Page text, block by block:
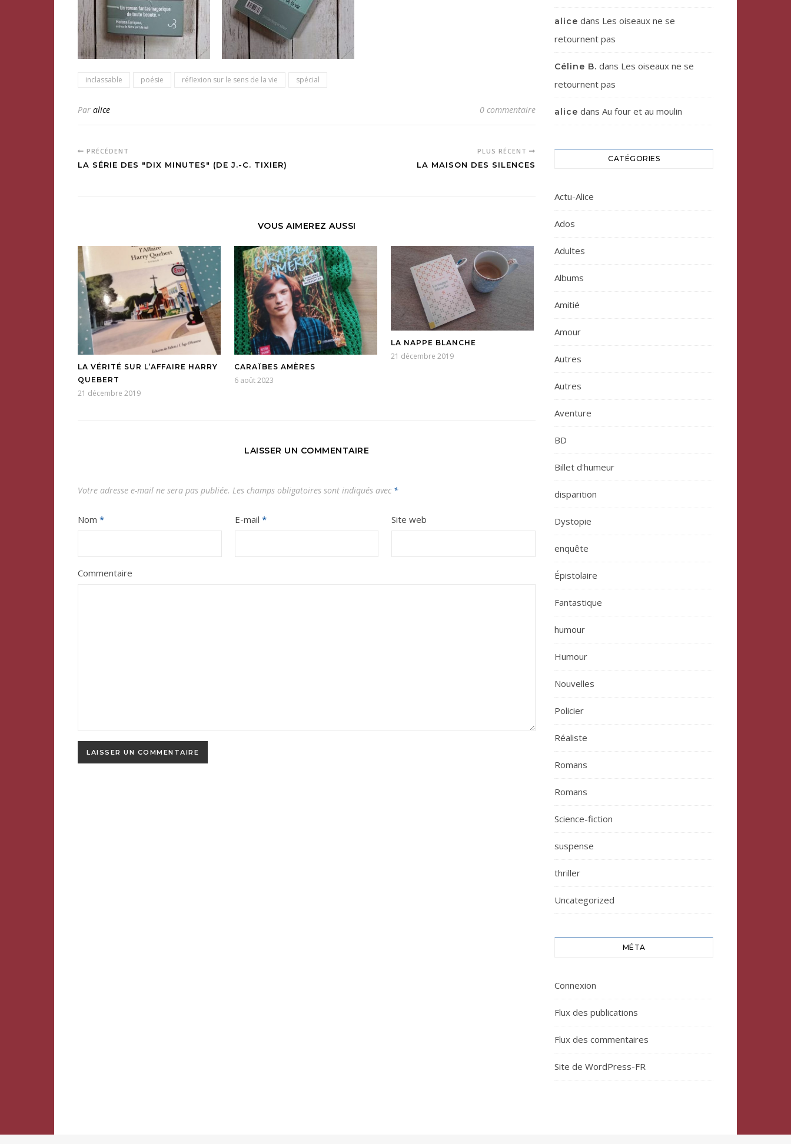
inclassable poésie réflexion sur le sens de la vie spécial
Par alice 0 commentaire
PRÉCÉDENT
LA SÉRIE DES "DIX MINUTES" (DE J.-C. TIXIER)
PLUS RÉCENT
LA MAISON DES SILENCES
VOUS AIMEREZ AUSSI
LA VÉRITÉ SUR L’AFFAIRE HARRY
QUEBERT
21 décembre 2019
CARAÏBES AMÈRES
6 août 2023
LA NAPPE BLANCHE
21 décembre 2019
LAISSER UN COMMENTAIRE
Votre adresse e-mail ne sera pas publiée. Les champs obligatoires sont indiqués avec *
Nom * E-mail * Site web
Commentaire
alice dans Les oiseaux ne se
retournent pas
Céline B. dans Les oiseaux ne se
retournent pas
alice dans Au four et au moulin
CATÉGORIES
Actu-Alice
Ados
Adultes
Albums
Amitié
Amour
Autres
Autres
Aventure
BD
Billet d'humeur
disparition
Dystopie
enquête
Épistolaire
Fantastique
humour
Humour
Nouvelles
Policier
Réaliste
Romans
Romans
Science-fiction
suspense
thriller
Uncategorized
MÉTA
Connexion
Flux des publications
Flux des commentaires
Site de WordPress-FR